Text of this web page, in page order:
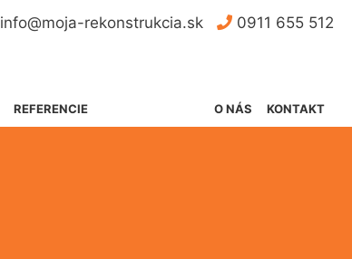
info@moja-rekonstrukcia.sk 0911 655 512
REFERENCIE KONTAKT
O NÁS